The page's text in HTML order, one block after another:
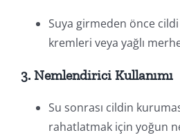
Suya girmeden önce
kremleri veya yağlı
3. Nemlendirici Kullanımı
Su sonrası cildin
rahatlatmak için yoğun